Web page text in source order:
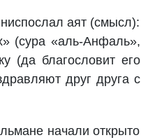
аят (смысл):
(сура «аль-Анфаль»,
(да благословит его
друг друга с
начали открыто